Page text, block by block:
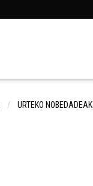
URTEKO NOBEDADEAK